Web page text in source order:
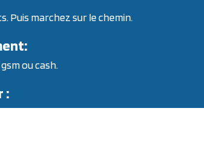
Puis marchez sur le chemin.
ou cash.
: